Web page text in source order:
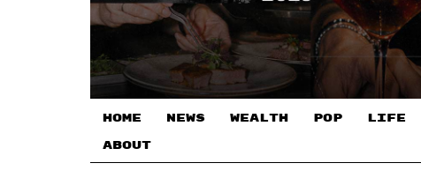
HOME NEWS WEALTH POP LIFE
ABOUT